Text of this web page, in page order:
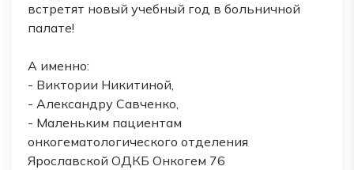
встретят новый учебный год в больничной
палате!
А именно:
- Виктории Никитиной,
- Александру Савченко,
- Маленьким пациентам
онкогематологического отделения
Ярославской ОДКБ Онкогем 76